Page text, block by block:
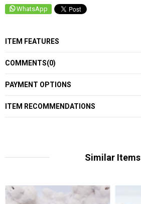
WhatsApp
ITEM FEATURES
COMMENTS(0)
PAYMENT OPTIONS
ITEM RECOMMENDATIONS
Similar Items